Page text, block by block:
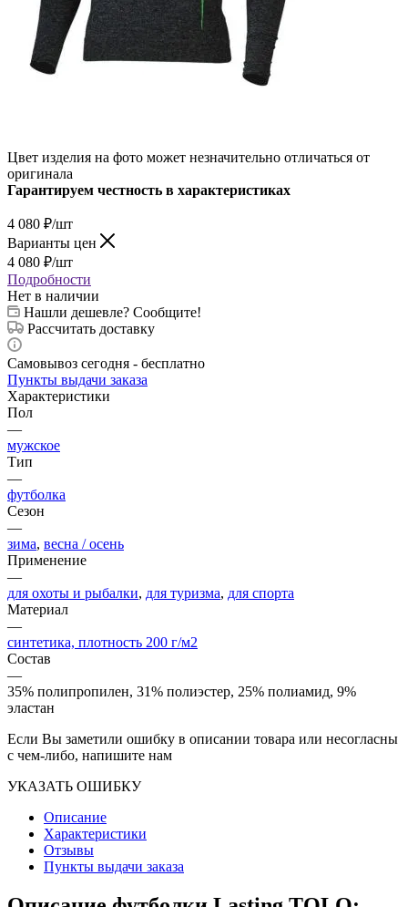
Цвет изделия на фото может незначительно отличаться от
оригинала
Гарантируем честность в характеристиках
4 080 ₽/шт
Варианты цен
4 080 ₽/шт
Подробности
Нет в наличии
Нашли дешевле? Сообщите!
Рассчитать доставку
Самовывоз сегодня - бесплатно
Пункты выдачи заказа
Характеристики
Пол
—
мужское
Тип
—
футболка
Сезон
—
зима, весна / осень
Применение
—
для охоты и рыбалки, для туризма, для спорта
Материал
—
синтетика, плотность 200 г/м2
Состав
—
35% полипропилен, 31% полиэстер, 25% полиамид, 9%
эластан
Если Вы заметили ошибку в описании товара или несогласны
с чем-либо, напишите нам
УКАЗАТЬ ОШИБКУ
Описание
Характеристики
Отзывы
Пункты выдачи заказа